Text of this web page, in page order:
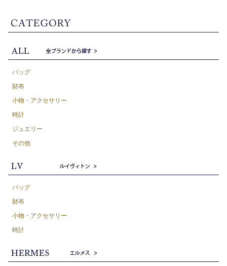
バッグ
財布
小物・アクセサリー
時計
ジュエリー
その他
バッグ
財布
小物・アクセサリー
時計